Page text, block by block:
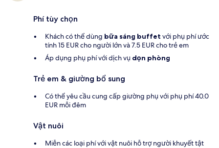
Phí tùy chọn
Khách có thể dùng bữa sáng buffet với phụ phí ước
tính 15 EUR cho người lớn và 7.5 EUR cho trẻ em
Áp dụng phụ phí với dịch vụ dọn phòng
Trẻ em & giường bổ sung
Có thể yêu cầu cung cấp giường phụ với phụ phí 40.0
EUR mỗi đêm
Vật nuôi
Miễn các loại phí với vật nuôi hỗ trợ người khuyết tật